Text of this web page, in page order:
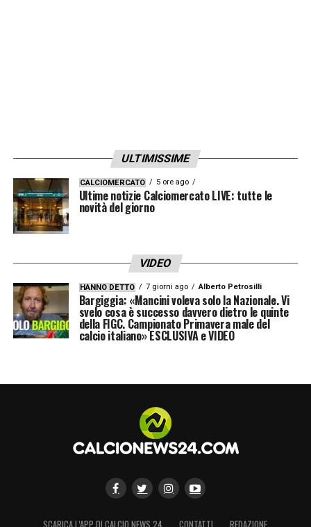
ULTIMISSIME
CALCIOMERCATO 5 ore ago
Ultime notizie Calciomercato LIVE: tutte le
novità del giorno
VIDEO
HANNO DETTO 7 giorni ago Alberto Petrosilli
Bargiggia: «Mancini voleva solo la Nazionale. Vi
svelo cosa è successo davvero dietro le quinte
della FIGC. Campionato Primavera male del
calcio italiano» ESCLUSIVA e VIDEO